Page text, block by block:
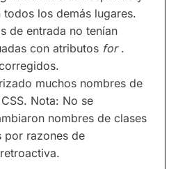
todos los demás lugares.
de entrada no tenían
con atributos for .
muchos nombres de
Nota: No se
nombres de clases
por razones de